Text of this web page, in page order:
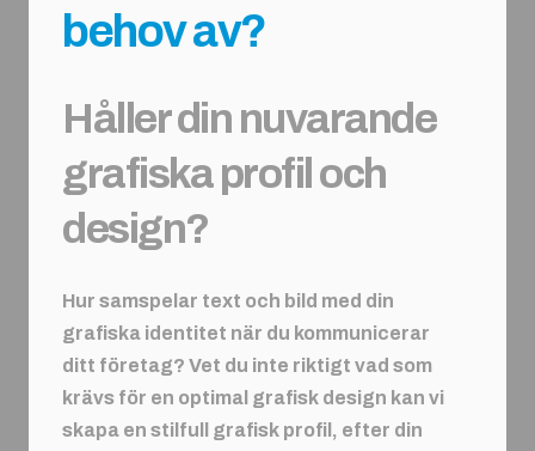
behov av?
Håller din nuvarande
grafiska profil och
design?
Hur samspelar text och bild med din
grafiska identitet när du kommunicerar
ditt företag? Vet du inte riktigt vad som
krävs för en optimal grafisk design kan vi
skapa en stilfull grafisk profil, efter din